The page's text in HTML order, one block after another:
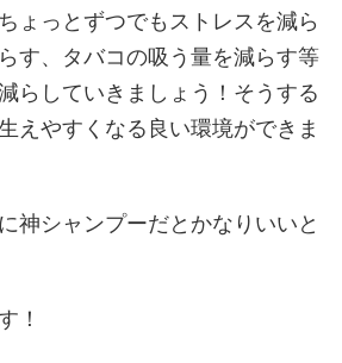
ょっとずつでもストレスを減ら
す、タバコの吸う量を減らす等
らしていきましょう！そうする
えやすくなる良い環境ができま
神シャンプーだとかなりいいと
！